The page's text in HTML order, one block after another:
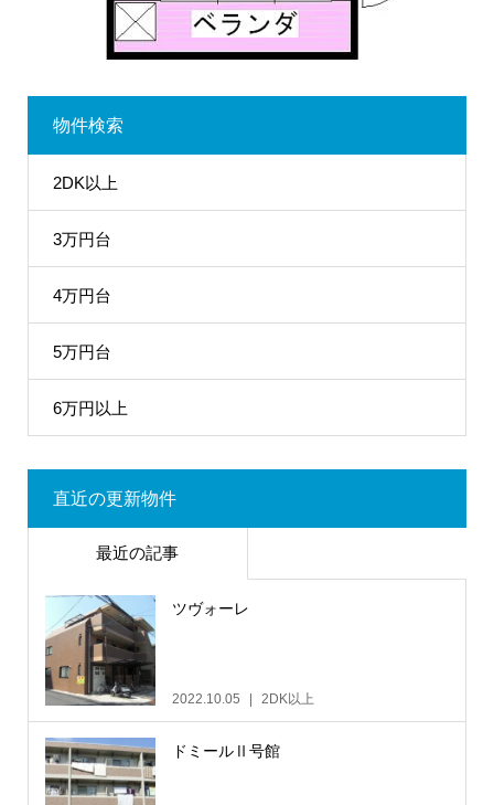
物件検索
2DK以上
3万円台
4万円台
5万円台
6万円以上
直近の更新物件
最近の記事
ツヴォーレ
2022.10.05 2DK以上
ドミールⅡ号館